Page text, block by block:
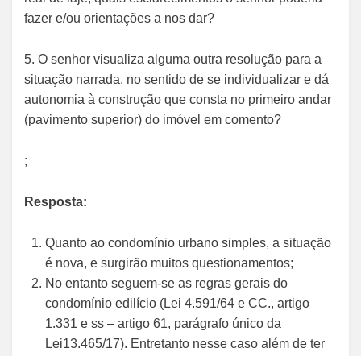
fazer e/ou orientações a nos dar?
5. O senhor visualiza alguma outra resolução para a
situação narrada, no sentido de se individualizar e dá
autonomia à construção que consta no primeiro andar
(pavimento superior) do imóvel em comento?
;
Resposta:
Quanto ao condomínio urbano simples, a situação
é nova, e surgirão muitos questionamentos;
No entanto seguem-se as regras gerais do
condomínio edilício (Lei 4.591/64 e CC., artigo
1.331 e ss – artigo 61, parágrafo único da
Lei13.465/17). Entretanto nesse caso além de ter